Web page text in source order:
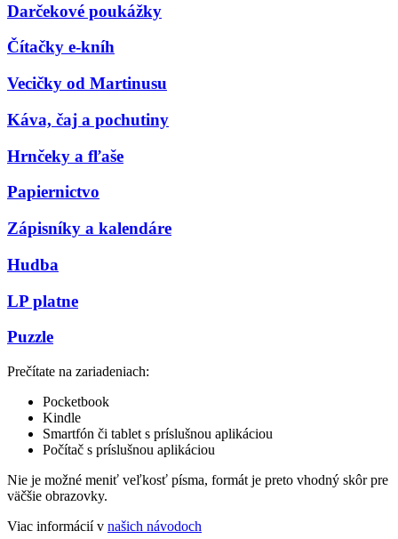
Darčekové poukážky
Čítačky e-kníh
Vecičky od Martinusu
Káva, čaj a pochutiny
Hrnčeky a fľaše
Papiernictvo
Zápisníky a kalendáre
Hudba
LP platne
Puzzle
Prečítate na zariadeniach:
Pocketbook
Kindle
Smartfón či tablet s príslušnou aplikáciou
Počítač s príslušnou aplikáciou
Nie je možné meniť veľkosť písma, formát je preto vhodný skôr pre
väčšie obrazovky.
Viac informácií v našich návodoch